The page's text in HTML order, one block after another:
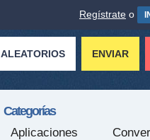
Regístrate o
ALEATORIOS ENVIAR
Categorías
Aplicaciones